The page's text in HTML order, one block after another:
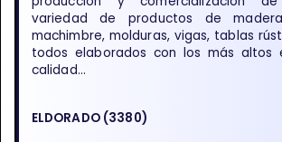
variedad de productos de
machimbre, molduras, vigas, tablas
todos elaborados con los más altos
calidad...
ELDORADO (3380)